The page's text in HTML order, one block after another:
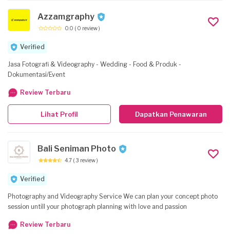
Azzamgraphy
0.0 ( 0 review )
Verified
Jasa Fotografi & Videography - Wedding - Food & Produk -
Dokumentasi/Event
Review Terbaru
Dapatkan Penawaran
Lihat Profil
Bali Seniman Photo
4.7 ( 3 review )
Verified
Photography and Videography Service We can plan your concept photo
session untill your photograph planning with love and passion
Review Terbaru